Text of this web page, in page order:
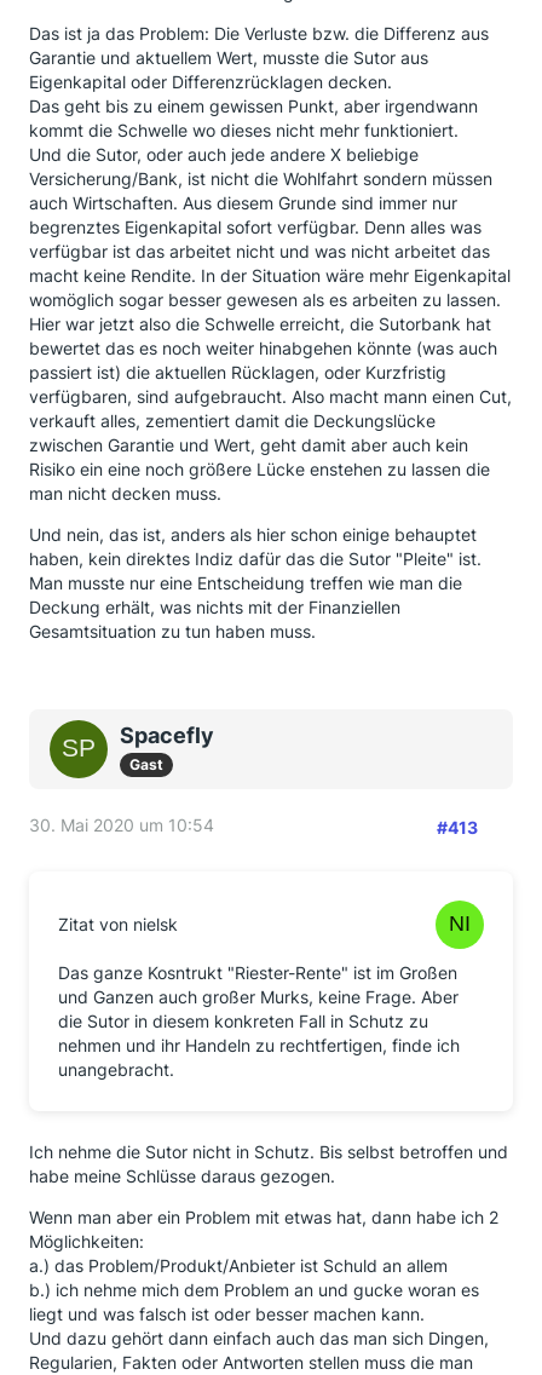
Das ist ja das Problem: Die Verluste bzw. die Differenz aus
Garantie und aktuellem Wert, musste die Sutor aus
Eigenkapital oder Differenzrücklagen decken.
Das geht bis zu einem gewissen Punkt, aber irgendwann
kommt die Schwelle wo dieses nicht mehr funktioniert.
Und die Sutor, oder auch jede andere X beliebige
Versicherung/Bank, ist nicht die Wohlfahrt sondern müssen
auch Wirtschaften. Aus diesem Grunde sind immer nur
begrenztes Eigenkapital sofort verfügbar. Denn alles was
verfügbar ist das arbeitet nicht und was nicht arbeitet das
macht keine Rendite. In der Situation wäre mehr Eigenkapital
womöglich sogar besser gewesen als es arbeiten zu lassen.
Hier war jetzt also die Schwelle erreicht, die Sutorbank hat
bewertet das es noch weiter hinabgehen könnte (was auch
passiert ist) die aktuellen Rücklagen, oder Kurzfristig
verfügbaren, sind aufgebraucht. Also macht mann einen Cut,
verkauft alles, zementiert damit die Deckungslücke
zwischen Garantie und Wert, geht damit aber auch kein
Risiko ein eine noch größere Lücke enstehen zu lassen die
man nicht decken muss.
Und nein, das ist, anders als hier schon einige behauptet
haben, kein direktes Indiz dafür das die Sutor "Pleite" ist.
Man musste nur eine Entscheidung treffen wie man die
Deckung erhält, was nichts mit der Finanziellen
Gesamtsituation zu tun haben muss.
Spacefly
Gast
30. Mai 2020 um 10:54 #413
Zitat von nielsk
Das ganze Kosntrukt "Riester-Rente" ist im Großen
und Ganzen auch großer Murks, keine Frage. Aber
die Sutor in diesem konkreten Fall in Schutz zu
nehmen und ihr Handeln zu rechtfertigen, finde ich
unangebracht.
Ich nehme die Sutor nicht in Schutz. Bis selbst betroffen und
habe meine Schlüsse daraus gezogen.
Wenn man aber ein Problem mit etwas hat, dann habe ich 2
Möglichkeiten:
a.) das Problem/Produkt/Anbieter ist Schuld an allem
b.) ich nehme mich dem Problem an und gucke woran es
liegt und was falsch ist oder besser machen kann.
Und dazu gehört dann einfach auch das man sich Dingen,
Regularien, Fakten oder Antworten stellen muss die man